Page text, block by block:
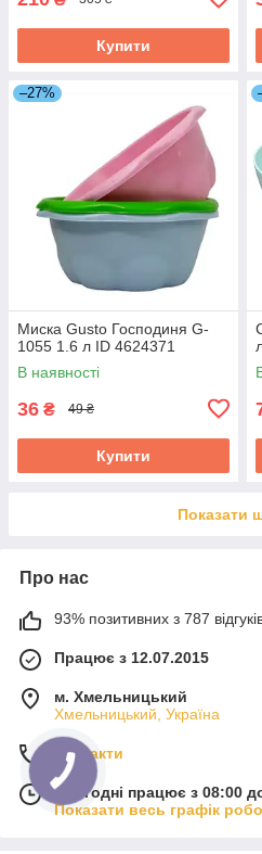
Купити
–27%
Миска Gusto Господиня G-
1055 1.6 л ID 4624371
В наявності
36 ₴ 49 ₴
Купити
Показати
Про нас
93% позитивних з 787
Працює з 12.07.2015
м. Хмельницький
Хмельницький, Україна
Контакти
Сьогодні працює з 08:00
Показати весь графік